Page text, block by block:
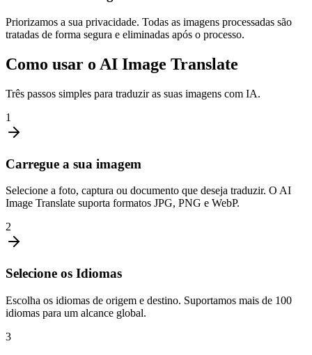
Priorizamos a sua privacidade. Todas as imagens processadas são
tratadas de forma segura e eliminadas após o processo.
Como usar o AI Image Translate
Três passos simples para traduzir as suas imagens com IA.
1
Carregue a sua imagem
Selecione a foto, captura ou documento que deseja traduzir. O AI
Image Translate suporta formatos JPG, PNG e WebP.
2
Selecione os Idiomas
Escolha os idiomas de origem e destino. Suportamos mais de 100
idiomas para um alcance global.
3